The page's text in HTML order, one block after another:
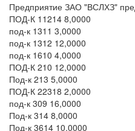
Предприятие ЗАО "ВСЛХЗ"
ПОД-К 11214 8,0000
под-к 1311 3,0000
под-к 1312 12,0000
под-к 1610 4,0000
ПОД-К 210 12,0000
Под-к 213 5,0000
ПОД-К 22318 2,0000
под-к 309 16,0000
Под-к 314 8,0000
Под-к 3614 10,0000